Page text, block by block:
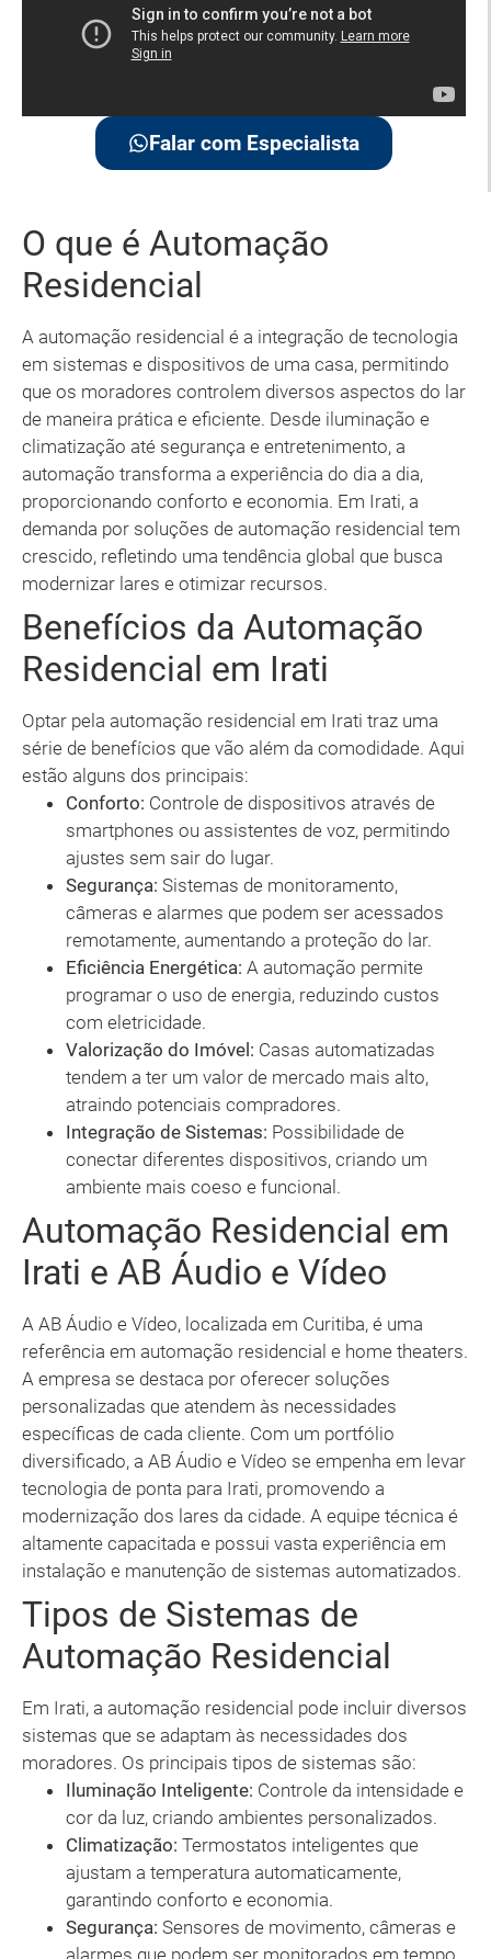
Falar com Especialista
O que é Automação
Residencial
A automação residencial é a integração de tecnologia
em sistemas e dispositivos de uma casa, permitindo
que os moradores controlem diversos aspectos do lar
de maneira prática e eficiente. Desde iluminação e
climatização até segurança e entretenimento, a
automação transforma a experiência do dia a dia,
proporcionando conforto e economia. Em Irati, a
demanda por soluções de automação residencial tem
crescido, refletindo uma tendência global que busca
modernizar lares e otimizar recursos.
Benefícios da Automação
Residencial em Irati
Optar pela automação residencial em Irati traz uma
série de benefícios que vão além da comodidade. Aqui
estão alguns dos principais:
Conforto: Controle de dispositivos através de
smartphones ou assistentes de voz, permitindo
ajustes sem sair do lugar.
Segurança: Sistemas de monitoramento,
câmeras e alarmes que podem ser acessados
remotamente, aumentando a proteção do lar.
Eficiência Energética: A automação permite
programar o uso de energia, reduzindo custos
com eletricidade.
Valorização do Imóvel: Casas automatizadas
tendem a ter um valor de mercado mais alto,
atraindo potenciais compradores.
Integração de Sistemas: Possibilidade de
conectar diferentes dispositivos, criando um
ambiente mais coeso e funcional.
Automação Residencial em
Irati e AB Áudio e Vídeo
A AB Áudio e Vídeo, localizada em Curitiba, é uma
referência em automação residencial e home theaters.
A empresa se destaca por oferecer soluções
personalizadas que atendem às necessidades
específicas de cada cliente. Com um portfólio
diversificado, a AB Áudio e Vídeo se empenha em levar
tecnologia de ponta para Irati, promovendo a
modernização dos lares da cidade. A equipe técnica é
altamente capacitada e possui vasta experiência em
instalação e manutenção de sistemas automatizados.
Tipos de Sistemas de
Automação Residencial
Em Irati, a automação residencial pode incluir diversos
sistemas que se adaptam às necessidades dos
moradores. Os principais tipos de sistemas são:
Iluminação Inteligente: Controle da intensidade e
cor da luz, criando ambientes personalizados.
Climatização: Termostatos inteligentes que
ajustam a temperatura automaticamente,
garantindo conforto e economia.
Segurança: Sensores de movimento, câmeras e